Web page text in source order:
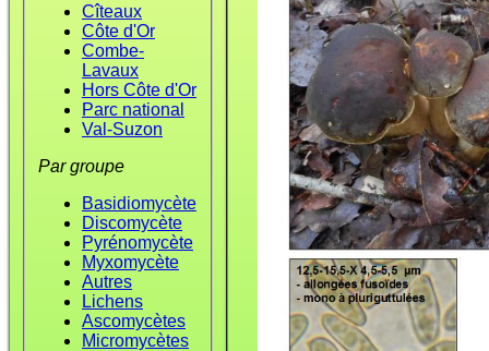
Cîteaux
Côte d'Or
Combe-
Lavaux
Hors Côte d'Or
Parc national
Val-Suzon
Par groupe
Basidiomycète
Discomycète
Pyrénomycète
Myxomycète
Autres
Lichens
Ascomycètes
Micromycètes